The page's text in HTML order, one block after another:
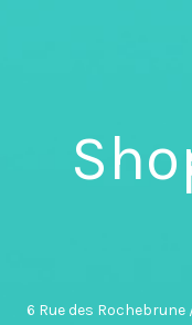
6 Rue des Rochebrune